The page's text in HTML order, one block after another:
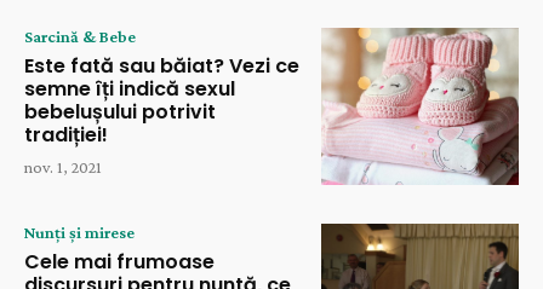
Sarcină & Bebe
Este fată sau băiat? Vezi ce
semne îți indică sexul
bebelușului potrivit
tradiției!
nov. 1, 2021
Nunți și mirese
Cele mai frumoase